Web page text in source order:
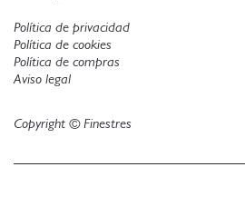
Política de privacidad
Política de cookies
Aviso legal
Política de compras
Copyright © Finestres